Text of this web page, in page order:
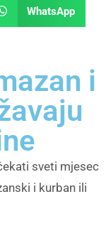
WhatsApp
i
sveti mjesec
i kurban ili